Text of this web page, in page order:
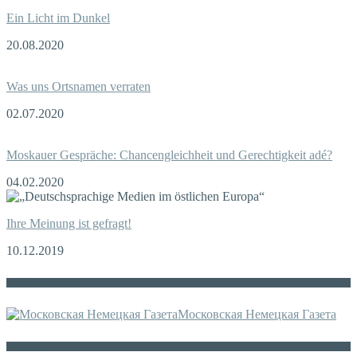
Ein Licht im Dunkel
20.08.2020
Was uns Ortsnamen verraten
02.07.2020
Moskauer Gespräche: Chancengleichheit und Gerechtigkeit adé?
04.02.2020
Ihre Meinung ist gefragt!
10.12.2019
Московская Немецкая Газета